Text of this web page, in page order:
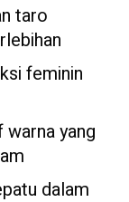
taro
feminin
yang
dalam